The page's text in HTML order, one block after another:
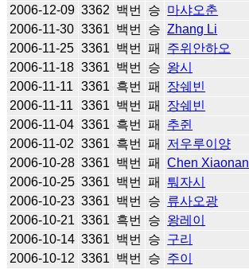
2006-12-09 3362 백번 승 마샤오춘
2006-11-30 3361 백번 승 Zhang Li
2006-11-25 3361 백번 패 주위안하오
2006-11-18 3361 백번 승 왕시
2006-11-11
3361 흑번 패 장쉐빈
2006-11-11
3361 백번 패 장쉐빈
2006-11-04 3361 흑번 패 추쥔
2006-11-02 3361 흑번 패 저우루이양
2006-10-28 3361 백번 패 Chen Xiaonan
2006-10-25 3361 백번 패 퉈자시
2006-10-23 3361 백번 승 류사오광
2006-10-21 3361 흑번 승 왕레이
2006-10-14 3361 백번 승 구리
2006-10-12 3361 백번 승 주이